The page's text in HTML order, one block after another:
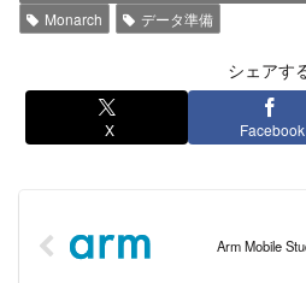
Monarch
データ準備
シェアす
X Facebook
Arm Mobile